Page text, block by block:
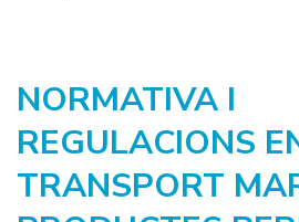
NORMATIVA I
REGULACIONS
TRANSPORT